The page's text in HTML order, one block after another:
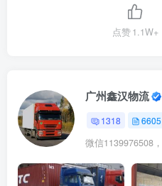
点赞1.1W+
广州鑫汉物流
1318 6605